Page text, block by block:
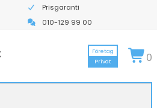
Prisgaranti
010-129 99 00
Företag
Privat
0